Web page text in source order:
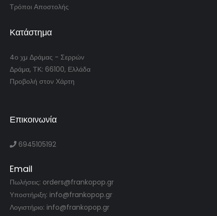
Τρόποι Αποστολής
Κατάστημα
4ο χμ Δράμας - Σερρών
Δράμα, ΤΚ: 66100, Ελλάδα
Προβολή στον Χάρτη
Επικοινωνία
6945105192
Email
Πωλήσεις: orders@frankopop.gr
Υποστήριξη: info@frankopop.gr
Λογιστήριο: info@frankopop.gr